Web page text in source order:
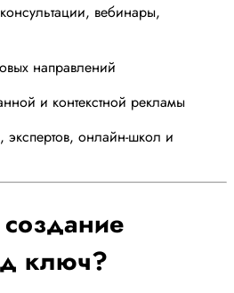
вебинары,
направлений
и контекстной рекламы
экспертов, онлайн-школ и
ключ?